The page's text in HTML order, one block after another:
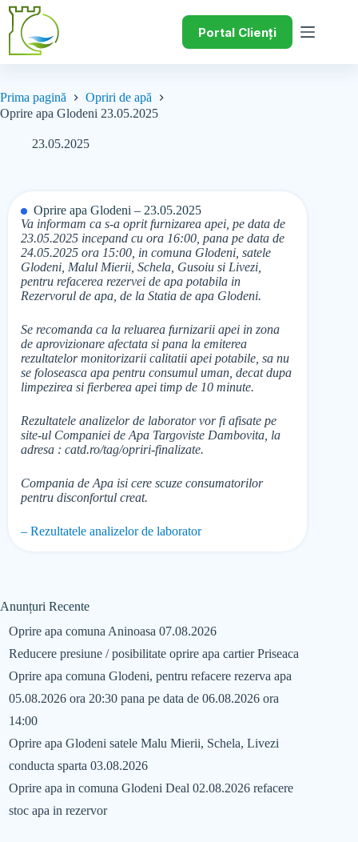
Portal Clienți
Prima pagină
Opriri de apă
Oprire apa Glodeni 23.05.2025
23.05.2025
Oprire apa Glodeni – 23.05.2025
Va informam ca s-a oprit furnizarea apei, pe data de
23.05.2025 incepand cu ora 16:00, pana pe data de
24.05.2025 ora 15:00, in comuna Glodeni, satele
Glodeni, Malul Mierii, Schela, Gusoiu si Livezi,
pentru refacerea rezervei de apa potabila in
Rezervorul de apa, de la Statia de apa Glodeni.
Se recomanda ca la reluarea furnizarii apei in zona
de aprovizionare afectata si pana la emiterea
rezultatelor monitorizarii calitatii apei potabile, sa nu
se foloseasca apa pentru consumul uman, decat dupa
limpezirea si fierberea apei timp de 10 minute.
Rezultatele analizelor de laborator vor fi afisate pe
site-ul Companiei de Apa Targoviste Dambovita, la
adresa : catd.ro/tag/opriri-finalizate.
Compania de Apa isi cere scuze consumatorilor
pentru disconfortul creat.
– Rezultatele analizelor de laborator
Anunțuri Recente
Oprire apa comuna Aninoasa 07.08.2026
Reducere presiune / posibilitate oprire apa cartier Priseaca
Oprire apa comuna Glodeni, pentru refacere rezerva apa
05.08.2026 ora 20:30 pana pe data de 06.08.2026 ora
14:00
Oprire apa Glodeni satele Malu Mierii, Schela, Livezi
conducta sparta 03.08.2026
Oprire apa in comuna Glodeni Deal 02.08.2026 refacere
stoc apa in rezervor